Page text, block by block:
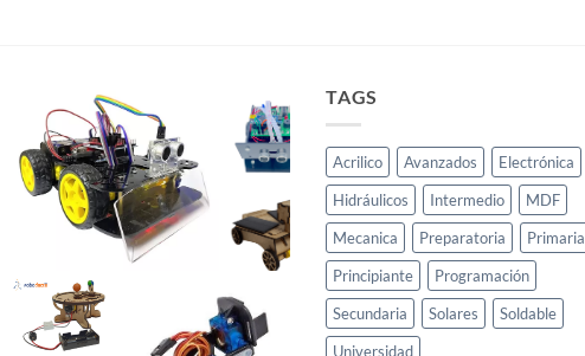
TAGS
Acrilico Avanzados
Electrónica
Hidráulicos
Intermedio
MDF
Mecanica
Preparatoria
Primaria
Principiante
Programación
Secundaria
Solares
Soldable
Universidad